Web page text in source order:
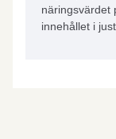
näringsvärdet
innehållet i